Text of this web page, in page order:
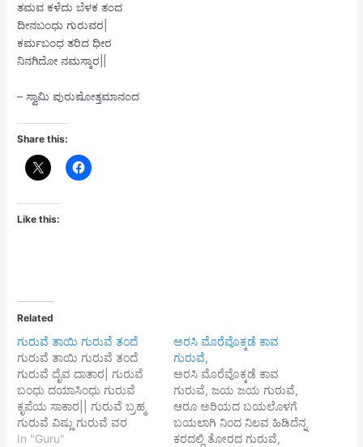
ತಮವ ಕಳೆದು ಬೆಳಕ ತಂದ
ದೀನಬಂಧು ಗುರುವರ|
ಕರ್ಮಬಂಧ ತರಿದ ಧೀರ
ನಿನಗಿದೋ ನಮಸ್ಕಾರ||
– ಸ್ವಾಮಿ ಪುರುಷೋತ್ತಮಾನಂದ
Share this:
Like this:
Related
ಗುರುವೆ ತಾಯಿ ಗುರುವೆ ತಂದೆ
ಗುರುವೆ ತಾಯಿ ಗುರುವೆ ತಂದೆ
ಗುರುವೆ ದೈವ ದಾತಾರ| ಗುರುವೆ
ಬಂಧು ದಯಾಸಿಂಧು ಗುರುವೆ
ಕೃಪೆಯ ಸಾಕಾರ|| ಗುರುವೆ ಬ್ರಹ್ಮ
ಗುರುವೆ ವಿಷ್ಣು ಗುರುವೆ ವರ
ಮಹೇಶ್ವರ| ಗುರುಪರತರ ಪರಬ್ರಹ್ಮ
In "Guru"
ಅರಸಿ ಮೊರೆವೊಕ್ಕಡೆ ಕಾವ
ಗುರುವೆ,
ಅರಸಿ ಮೊರೆವೊಕ್ಕಡೆ ಕಾವ
ಗುರುವೆ, ಜಯ ಜಯ ಗುರುವೆ,
ಆರೂ ಅರಿಯದ ಬಯಲೊಳಗೆ
ಬಯಲಾಗಿ ನಿಂದ ನಿಲವ ಹಿಡಿದೆನ್ನ
ಕರದಲ್ಲಿ ತೋರದ ಗುರುವೆ,